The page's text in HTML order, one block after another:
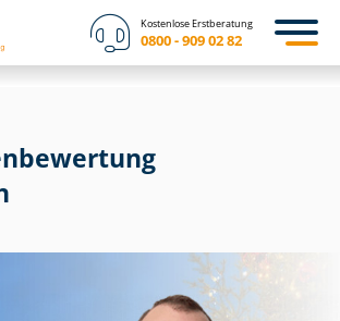
Kostenlose Erstberatung
0800 - 909 02 82